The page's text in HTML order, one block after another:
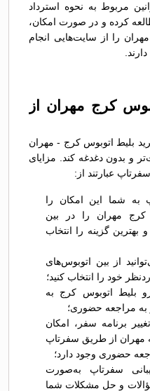
مربوط به نحوه استرداد
کرده و در صورت امکان،
را از سایت‌هایی انجام
کرج مهران از
بلیط اتوبوس کرج - مهران
و بدون دغدغه کند. مزایای
عبارتند از:
به شما این امکان را
مهران را در بین
گزینه را انتخاب
از بین اتوبوس‌های
بلیط اتوبوس کرج به
به مراجعه حضوری؛
برنامه سفر، امکان
مهران از طریق سفرتاپ
حضوری وجود دارد؛
پشتیبانی سفرتاپ به‌صورت
و حل مشکلات شما